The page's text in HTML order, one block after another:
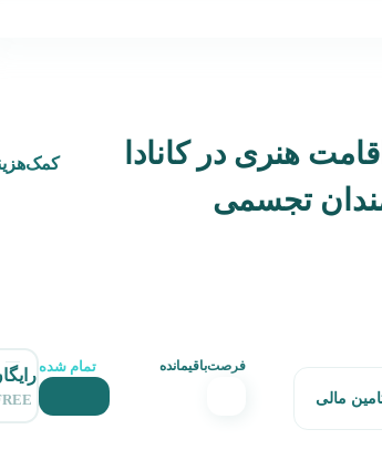
هنری در کانادا
تجسمی
مالی
فرصت‌باقیمانده تمام شده